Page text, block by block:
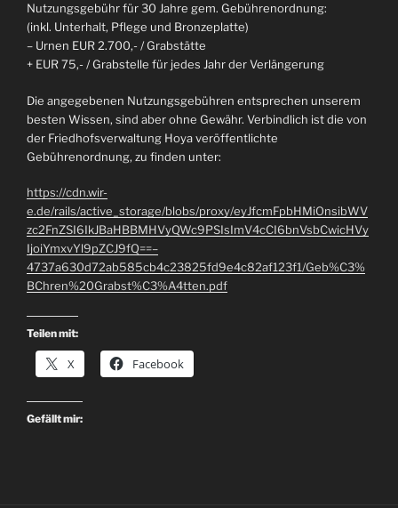
Nutzungsgebühr für 30 Jahre gem. Gebührenordnung:
(inkl. Unterhalt, Pflege und Bronzeplatte)
– Urnen EUR 2.700,- / Grabstätte
+ EUR 75,- / Grabstelle für jedes Jahr der Verlängerung
Die angegebenen Nutzungsgebühren entsprechen unserem
besten Wissen, sind aber ohne Gewähr. Verbindlich ist die von
der Friedhofsverwaltung Hoya veröffentlichte
Gebührenordnung, zu finden unter:
https://cdn.wir-
e.de/rails/active_storage/blobs/proxy/eyJfcmFpbHMiOnsibWV
zc2FnZSI6IkJBaHBBMHVyQWc9PSIsImV4cCI6bnVsbCwicHVy
IjoiYmxvYl9pZCJ9fQ==–
4737a630d72ab585cb4c23825fd9e4c82af123f1/Geb%C3%
BChren%20Grabst%C3%A4tten.pdf
Teilen mit:
X Facebook
Gefällt mir: